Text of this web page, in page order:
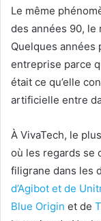
Le même
des années 90,
Quelques années
entreprise parce
était ce qu’elle
artificielle entre
À VivaTech, le
où les regards se
filigrane dans les
d’Agibot et de
Blue Origin et de